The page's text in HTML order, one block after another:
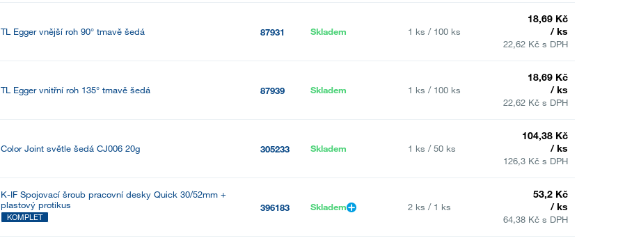
TL Egger vnější roh 90° tmavě šedá 87931 Skladem 1 ks / 100 ks
18,69 Kč
/ ks
22,62 Kč s DPH
TL Egger vnitřní roh 135° tmavě šedá 87939 Skladem 1 ks / 100 ks
18,69 Kč
/ ks
22,62 Kč s DPH
Color Joint světle šedá CJ006 20g 305233 Skladem 1 ks / 50 ks
104,38 Kč
/ ks
126,3 Kč s DPH
K-IF Spojovací šroub pracovní desky Quick 30/52mm +
plastový protikus
KOMPLET
396183 Skladem 2 ks / 1 ks
53,2 Kč
/ ks
64,38 Kč s DPH